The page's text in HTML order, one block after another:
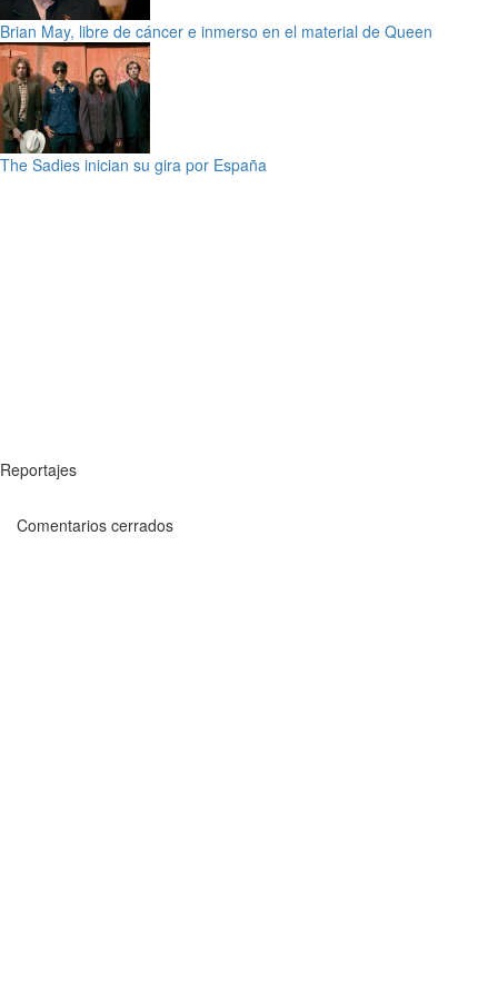
Brian May, libre de cáncer e inmerso en el material de Queen
The Sadies inician su gira por España
Reportajes
Comentarios cerrados